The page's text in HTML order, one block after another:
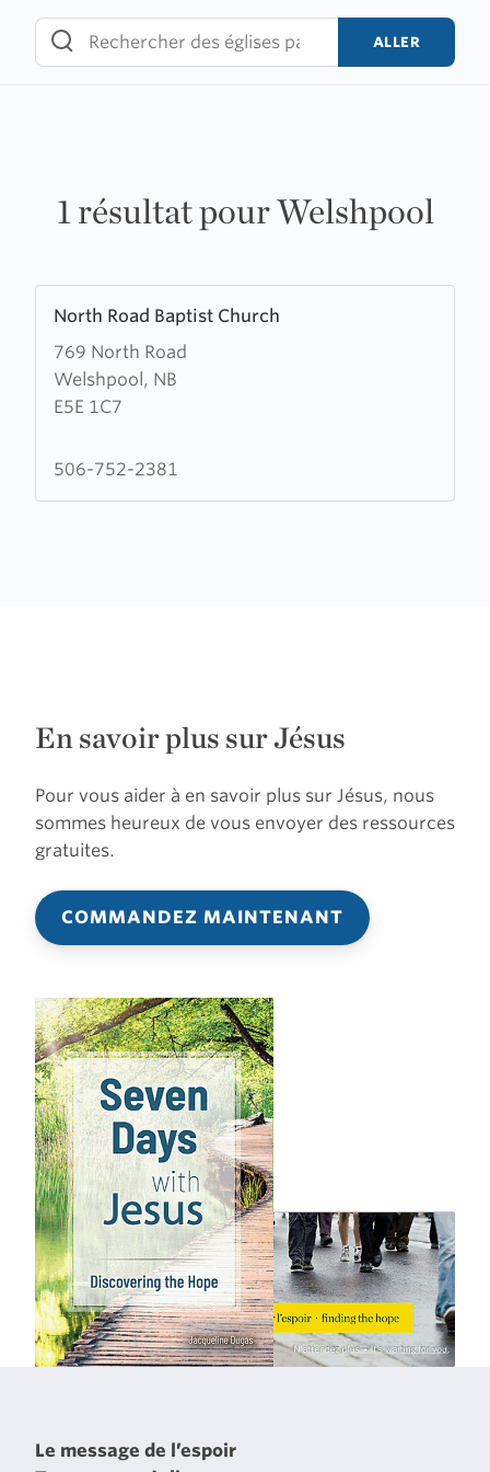
content
ALLER
1 résultat pour Welshpool
North Road Baptist Church
769 North Road
Welshpool, NB
E5E 1C7
more
about
North
Road
Church
506-752-2381
En savoir plus sur Jésus
Pour vous aider à en savoir plus sur Jésus, nous
sommes heureux de vous envoyer des ressources
gratuites.
COMMANDEZ MAINTENANT
Le message de l’espoir